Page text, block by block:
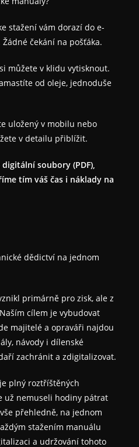
stažení vám dorazí do e-
čekání na pošťáka.
můžete v klidu vytisknout.
od oleje, jednoduše
uložený v mobilu nebo
v detailu přiblížit.
soubory (PDF),
tím váš čas i náklady na
dědictví na jednom
primárně pro zisk, ale z
cílem je vybudovat
majitelé a opraváři najdou
návody i dílenské
zachránit a zdigitalizovat.
plný roztříštěných
už nemuseli hodiny pátrat
přehledně, na jednom
stažením manuálu
a udržování tohoto